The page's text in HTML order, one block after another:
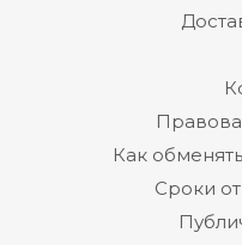
Как
Сроки